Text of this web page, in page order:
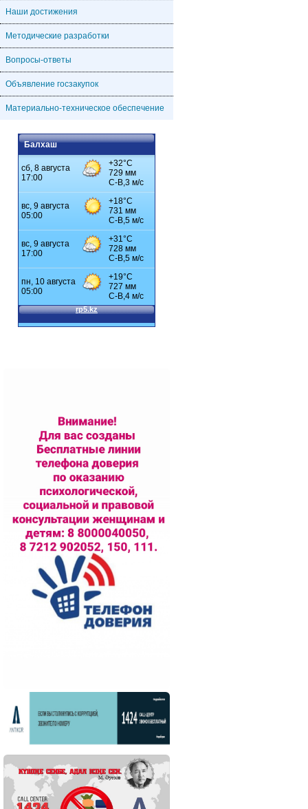
Наши достижения
Методические разработки
Вопросы-ответы
Объявление госзакупок
Материально-техническое обеспечение
Балхаш